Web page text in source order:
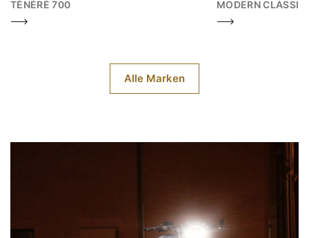
TÉNÉRÉ 700 MODERN
Alle Marken